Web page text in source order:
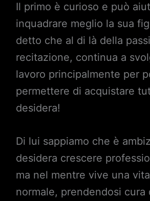
Il primo è curioso e può
inquadrare meglio la sua
detto che al di là della
recitazione, continua a
lavoro principalmente per
permettere di acquistare
desidera!
Di lui sappiamo che è
desidera crescere
ma nel mentre vive una
normale, prendendosi cura